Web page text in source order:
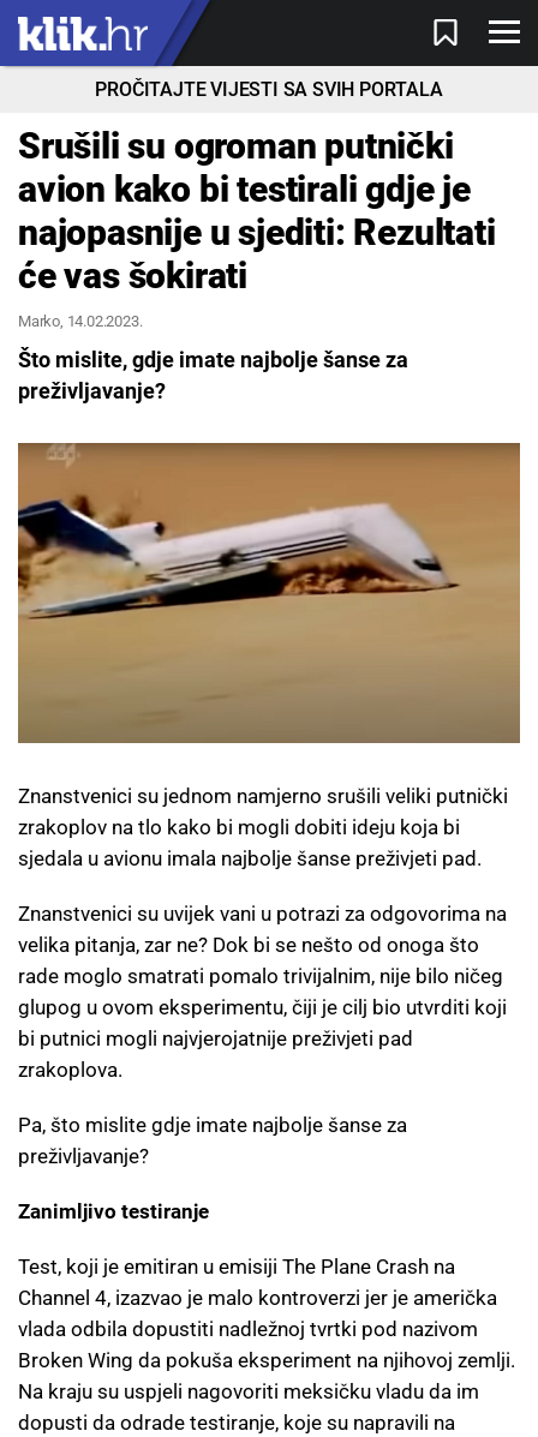
PROČITAJTE VIJESTI SA SVIH PORTALA
Srušili su ogroman putnički
avion kako bi testirali gdje je
najopasnije u sjediti: Rezultati
će vas šokirati
Marko, 14.02.2023.
Što mislite, gdje imate najbolje šanse za
preživljavanje?
Znanstvenici su jednom namjerno srušili veliki putnički
zrakoplov na tlo kako bi mogli dobiti ideju koja bi
sjedala u avionu imala najbolje šanse preživjeti pad.
Znanstvenici su uvijek vani u potrazi za odgovorima na
velika pitanja, zar ne? Dok bi se nešto od onoga što
rade moglo smatrati pomalo trivijalnim, nije bilo ničeg
glupog u ovom eksperimentu, čiji je cilj bio utvrditi koji
bi putnici mogli najvjerojatnije preživjeti pad
zrakoplova.
Pa, što mislite gdje imate najbolje šanse za
preživljavanje?
Zanimljivo testiranje
Test, koji je emitiran u emisiji The Plane Crash na
Channel 4, izazvao je malo kontroverzi jer je američka
vlada odbila dopustiti nadležnoj tvrtki pod nazivom
Broken Wing da pokuša eksperiment na njihovoj zemlji.
Na kraju su uspjeli nagovoriti meksičku vladu da im
dopusti da odrade testiranje, koje su napravili na